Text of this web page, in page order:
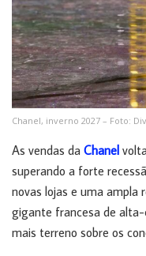
Chanel, inverno 2027 – Foto:
As vendas da Chanel
superando a forte
novas lojas e uma ampla
gigante francesa de
mais terreno sobre os